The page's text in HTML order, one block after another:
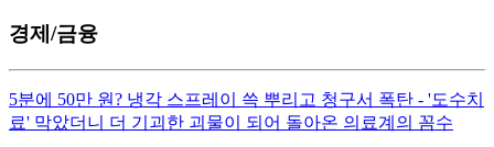
경제/금융
5분에 50만 원? 냉각 스프레이 쓱 뿌리고 청구서 폭탄 - '도수치
료' 막았더니 더 기괴한 괴물이 되어 돌아온 의료계의 꼼수